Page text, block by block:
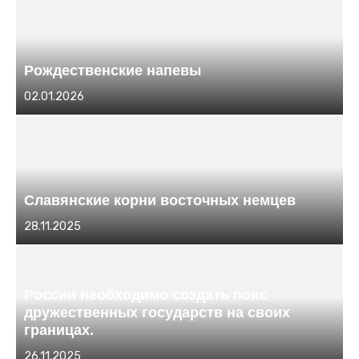
Рождественские напевы
Размещено
в
02.01.2026
Славянские корни восточных немцев
Размещено
в
28.11.2025
дружественных государств на своих
границах.
Размещено